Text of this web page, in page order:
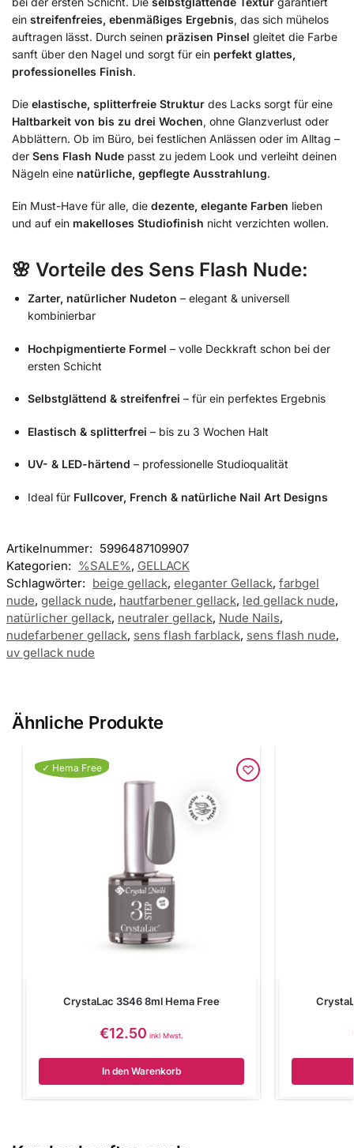
ein streifenfreies, ebenmäßiges Ergebnis, das sich mühelos
auftragen lässt. Durch seinen präzisen Pinsel gleitet die Farbe
sanft über den Nagel und sorgt für ein perfekt glattes,
professionelles Finish.
Die elastische, splitterfreie Struktur des Lacks sorgt für eine
Haltbarkeit von bis zu drei Wochen, ohne Glanzverlust oder
Abblättern. Ob im Büro, bei festlichen Anlässen oder im Alltag –
der Sens Flash Nude passt zu jedem Look und verleiht deinen
Nägeln eine natürliche, gepflegte Ausstrahlung.
Ein Must-Have für alle, die dezente, elegante Farben lieben
und auf ein makelloses Studiofinish nicht verzichten wollen.
🌸 Vorteile des Sens Flash Nude:
Zarter, natürlicher Nudeton – elegant & universell
kombinierbar
Hochpigmentierte Formel – volle Deckkraft schon bei der
ersten Schicht
Selbstglättend & streifenfrei – für ein perfektes Ergebnis
Elastisch & splitterfrei – bis zu 3 Wochen Halt
UV- & LED-härtend – professionelle Studioqualität
Ideal für Fullcover, French & natürliche Nail Art Designs
Artikelnummer: 5996487109907
Kategorien: %SALE%, GELLACK
Schlagwörter: beige gellack, eleganter Gellack, farbgel
nude, gellack nude, hautfarbener gellack, led gellack nude,
natürlicher gellack, neutraler gellack, Nude Nails,
nudefarbener gellack, sens flash farblack, sens flash nude,
uv gellack nude
Ähnliche Produkte
✓ Hema Free
CrystaLac 3S46 8ml Hema Free
€12.50 inkl Mwst.
In den Warenkorb